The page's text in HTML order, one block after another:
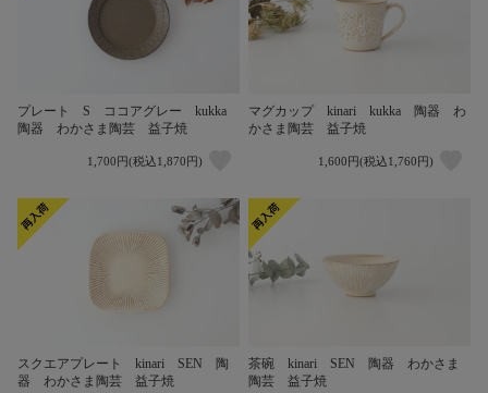
プレート S ココアグレー kukka
陶器 わかさま陶芸 益子焼
1,700円(税込1,870円)
マグカップ kinari kukka 陶器 わ
かさま陶芸 益子焼
1,600円(税込1,760円)
スクエアプレート kinari SEN 陶
器 わかさま陶芸 益子焼
茶碗 kinari SEN 陶器 わかさま
陶芸 益子焼